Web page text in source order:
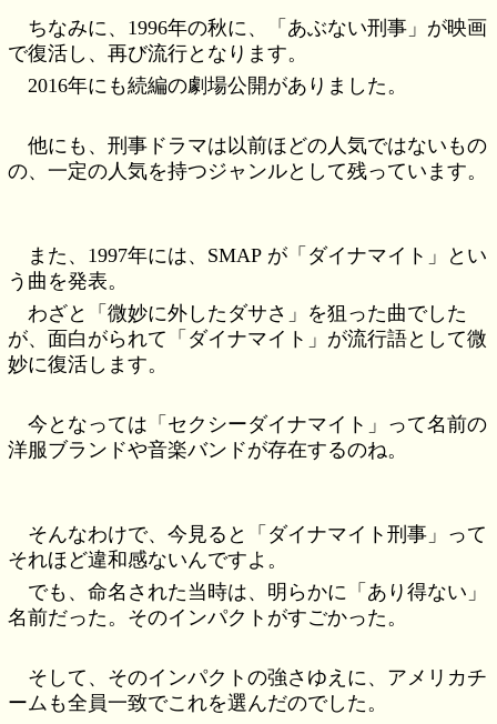
ちなみに、1996年の秋に、「あぶない刑事」が映画
で復活し、再び流行となります。
2016年にも続編の劇場公開がありました。
他にも、刑事ドラマは以前ほどの人気ではないもの
の、一定の人気を持つジャンルとして残っています。
また、1997年には、SMAP が「ダイナマイト」とい
う曲を発表。
わざと「微妙に外したダサさ」を狙った曲でした
が、面白がられて「ダイナマイト」が流行語として微
妙に復活します。
今となっては「セクシーダイナマイト」って名前の
洋服ブランドや音楽バンドが存在するのね。
そんなわけで、今見ると「ダイナマイト刑事」って
それほど違和感ないんですよ。
でも、命名された当時は、明らかに「あり得ない」
名前だった。そのインパクトがすごかった。
そして、そのインパクトの強さゆえに、アメリカチ
ームも全員一致でこれを選んだのでした。